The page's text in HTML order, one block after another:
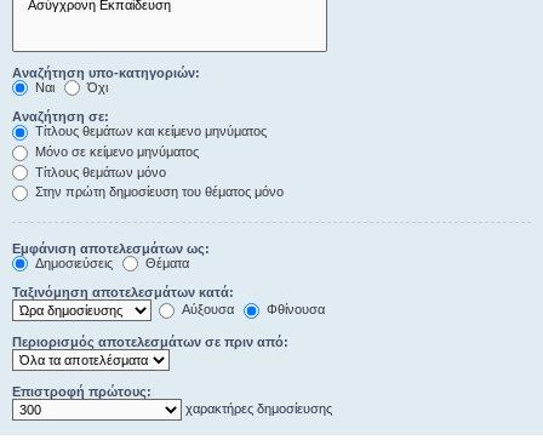
Αναζήτηση υπο-κατηγοριών:
Ναι
Όχι
Αναζήτηση σε:
Τίτλους θεμάτων και κείμενο μηνύματος
Μόνο σε κείμενο μηνύματος
Τίτλους θεμάτων μόνο
Στην πρώτη δημοσίευση του θέματος μόνο
Εμφάνιση αποτελεσμάτων ως:
Δημοσιεύσεις
Θέματα
Ταξινόμηση αποτελεσμάτων κατά:
Αύξουσα
Φθίνουσα
Περιορισμός αποτελεσμάτων σε πριν από:
Επιστροφή πρώτους:
χαρακτήρες δημοσίευσης